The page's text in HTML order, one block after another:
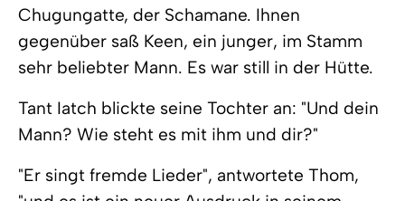
Chugungatte, der Schamane. Ihnen
gegenüber saß Keen, ein junger, im Stamm
sehr beliebter Mann. Es war still in der Hütte.
Tant Iatch blickte seine Tochter an: "Und dein
Mann? Wie steht es mit ihm und dir?"
"Er singt fremde Lieder", antwortete Thom,